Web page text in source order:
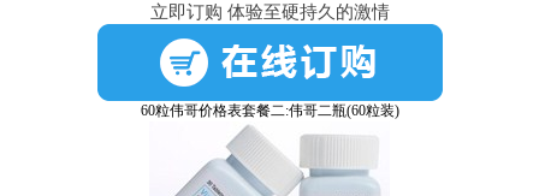
立即订购 体验至硬持久的激情
60粒伟哥价格表套餐二:伟哥二瓶(60粒装)